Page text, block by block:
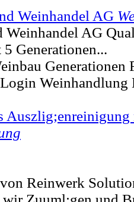
Weinhandel AG
Weinhandel AG
Generationen...
Reinwerk